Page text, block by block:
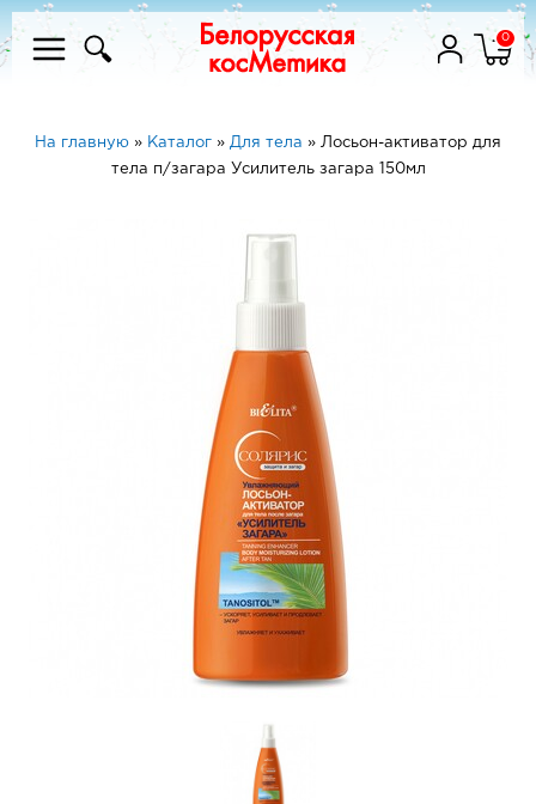
0
На главную » Каталог » Для тела » Лосьон-активатор для
тела п/загара Усилитель загара 150мл